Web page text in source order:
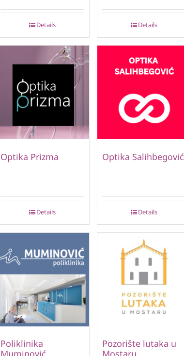
Details Details
Optika Prizma
Details
Optika Salihbegović
Details
Poliklinika
Muminović
Pozorište lutaka u
Mostaru